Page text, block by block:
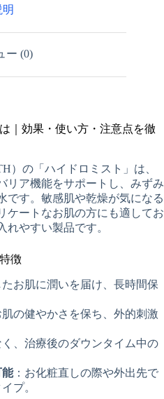
明
ー (0)
｜効果・使い方・注意点を徹
）の「ハイドロミスト」は、
リア機能をサポートし、みずみ
です。敏感肌や乾燥が気になる
ケートなお肌の方にも適してお
れやすい製品です。
徴
たお肌に潤いを届け、長時間保
肌の健やかさを保ち、外的刺激
く、治療後のダウンタイム中の
能：お化粧直しの際や外出先で
プ。